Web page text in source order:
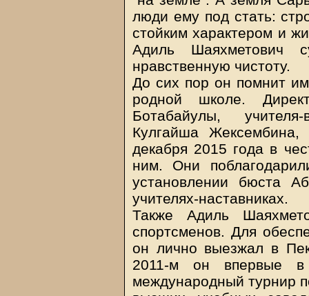
люди ему под стать:
стойким характером и
Адиль Шаяхметович
нравственную чистоту.
До сих пор он помнит
родной школе.
Ботабайулы,
Кулгайша
декабря 2015 года в
ним. Они
установлении бюста
учителях-наставниках.
Также Адиль
спортсменов. Для
он лично выезжал в
2011-м он впервые
международный турнир